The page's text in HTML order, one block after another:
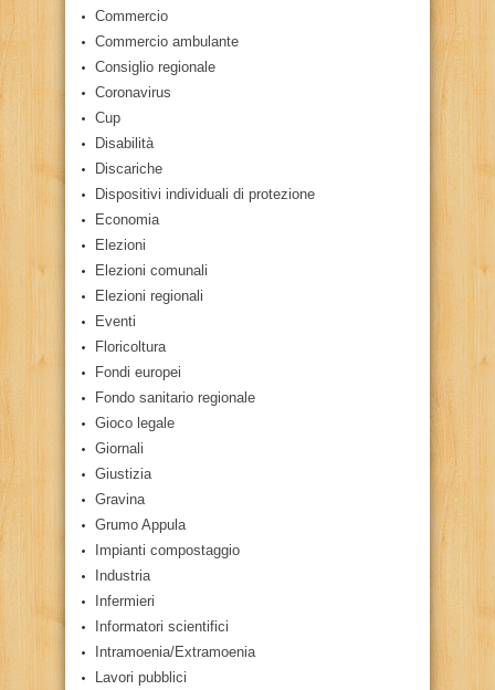
Commercio
Commercio ambulante
Consiglio regionale
Coronavirus
Cup
Disabilità
Discariche
Dispositivi individuali di protezione
Economia
Elezioni
Elezioni comunali
Elezioni regionali
Eventi
Floricoltura
Fondi europei
Fondo sanitario regionale
Gioco legale
Giornali
Giustizia
Gravina
Grumo Appula
Impianti compostaggio
Industria
Infermieri
Informatori scientifici
Intramoenia/Extramoenia
Lavori pubblici